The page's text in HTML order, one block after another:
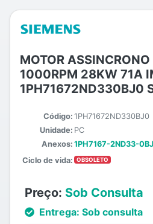
MOTOR
1000RPM 28KW 71A
1PH71672ND330BJ0
Código: 1PH71672ND330BJ0
Unidade: PC
Anexos: 1PH7167-2ND33-
Ciclo de vida:
OBSOLETO
Preço: Sob Consulta
Entrega: Sob consulta